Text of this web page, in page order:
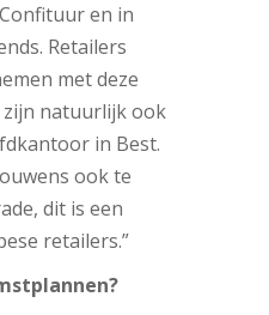
en in
Retailers
met deze
natuurlijk ook
in Best.
ook te
dit is een
retailers.”